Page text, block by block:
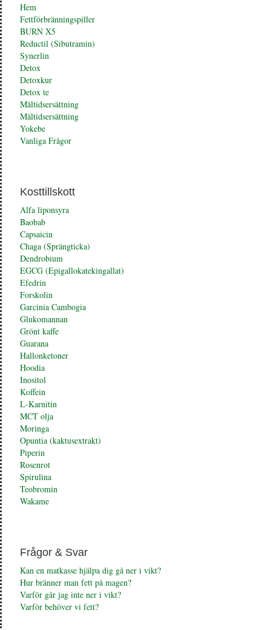
Hem
Fettförbränningspiller
BURN X5
Reductil (Sibutramin)
Synerlin
Detox
Detoxkur
Detox te
Måltidsersättning
Måltidsersättning
Yokebe
Vanliga Frågor
Kosttillskott
Alfa liponsyra
Baobab
Capsaicin
Chaga (Sprängticka)
Dendrobium
EGCG (Epigallokatekingallat)
Efedrin
Forskolin
Garcinia Cambogia
Glukomannan
Grönt kaffe
Guarana
Hallonketoner
Hoodia
Inositol
Koffein
L-Karnitin
MCT olja
Moringa
Opuntia (kaktusextrakt)
Piperin
Rosenrot
Spirulina
Teobromin
Wakame
Frågor & Svar
Kan en matkasse hjälpa dig gå ner i vikt?
Hur bränner man fett på magen?
Varför går jag inte ner i vikt?
Varför behöver vi fett?